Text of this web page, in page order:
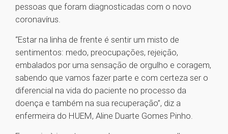
pessoas que foram diagnosticadas com o novo
coronavírus.
“Estar na linha de frente é sentir um misto de
sentimentos: medo, preocupações, rejeição,
embalados por uma sensação de orgulho e coragem,
sabendo que vamos fazer parte e com certeza ser o
diferencial na vida do paciente no processo da
doença e também na sua recuperação”, diz a
enfermeira do HUEM, Aline Duarte Gomes Pinho.